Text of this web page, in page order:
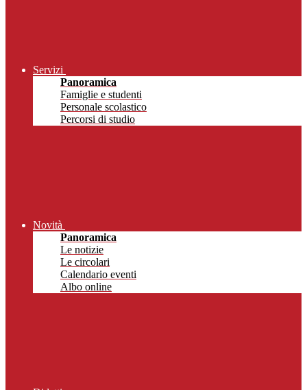
Servizi
Panoramica
Famiglie e studenti
Personale scolastico
Percorsi di studio
Novità
Panoramica
Le notizie
Le circolari
Calendario eventi
Albo online